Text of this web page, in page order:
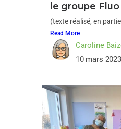
le groupe Fluo
(texte réalisé, en
Read More
Caroline
10 mars 2023